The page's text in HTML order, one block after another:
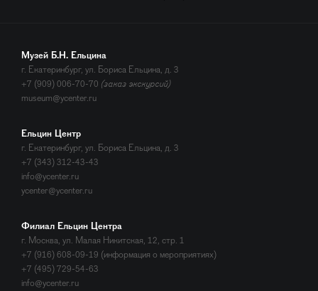
Музей Б.Н. Ельцина
г. Екатеринбург, ул. Бориса Ельцина, д. 3
+7 (909) 006-70-70 (заказ экскурсий)
museum@ycenter.ru
Ельцин Центр
г. Екатеринбург, ул. Бориса Ельцина, д. 3
+7 (343) 312-43-43
info@ycenter.ru
ycenter@ycenter.ru
Филиал Ельцин Центра
г. Москва, ул. Малая Никитская, 12, стр. 1
+7 (916) 608-09-19 (информация о мероприятиях)
+7 (495) 729-54-63
info@ycenter.ru